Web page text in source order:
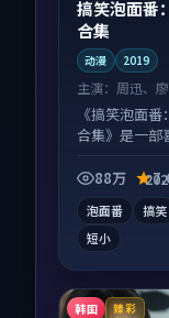
搞笑泡面番
合集
动漫 2019
主演： 周迅、
《搞笑泡面
合集》是一部
别错过，字幕
88万
泡面番
搞笑
短小
韩国 臻彩